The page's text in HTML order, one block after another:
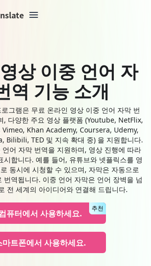
상 이중 언어 자
역 기능 소개
그램은 무료 온라인 영상 이중 언어 자막 번
, 다양한 주요 영상 플랫폼 (Youtube, NetFlix,
Khan Academy, Coursera, Udemy,
Bilibili, TED 및 지속 확대 중) 을 지원합니다.
어 자막 번역을 지원하며, 영상 진행에 따라
시합니다. 예를 들어, 유튜브와 넷플릭스를 영
동시에 시청할 수 있으며, 자막은 자동으로
번역됩니다. 이중 언어 자막은 언어 장벽을 넘
전 세계의 아이디어와 연결해 드립니다.
퓨터에서 사용하세요. 추천
마트폰에서 사용하세요.